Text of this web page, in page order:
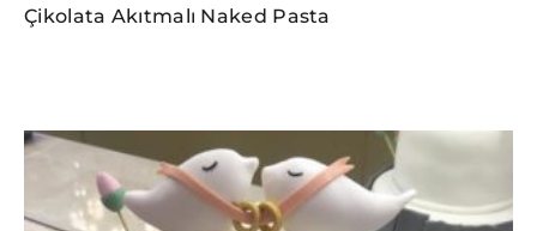
Çikolata Akıtmalı Naked Pasta